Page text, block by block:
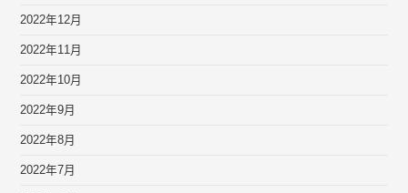
2022年12月
2022年11月
2022年10月
2022年9月
2022年8月
2022年7月